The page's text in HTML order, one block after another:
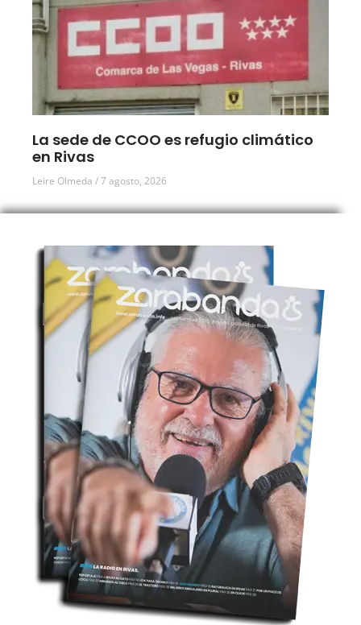
La sede de CCOO es refugio climático
en Rivas
Leire Olmeda 7 agosto, 2026